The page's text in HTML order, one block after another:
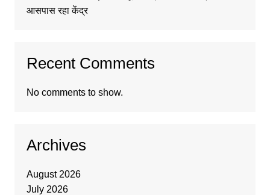
आसपास रहा केंद्र
Recent Comments
No comments to show.
Archives
August 2026
July 2026